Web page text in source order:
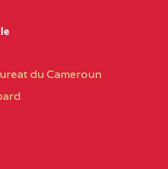
COLLEGE CHRIST
du Cameroun